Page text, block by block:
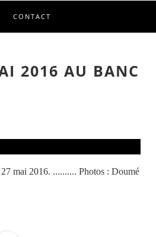
CONTACT
2016 AU BANC
mai 2016. .......... Photos : Doumé